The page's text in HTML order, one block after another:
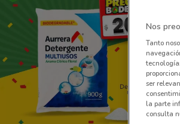
Nos
Tanto
ser
la parte
consulta